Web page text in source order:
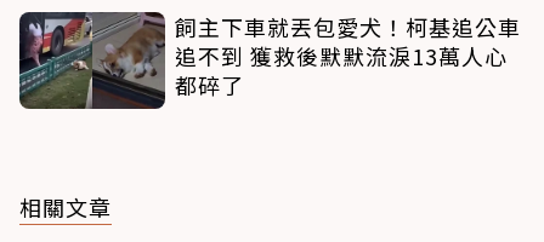
飼主下車就丟包愛犬！柯基追公車
追不到 獲救後默默流淚13萬人心
都碎了
相關文章